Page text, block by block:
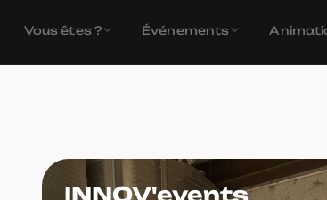
Vous êtes ? Événements
INNOV'events Votre